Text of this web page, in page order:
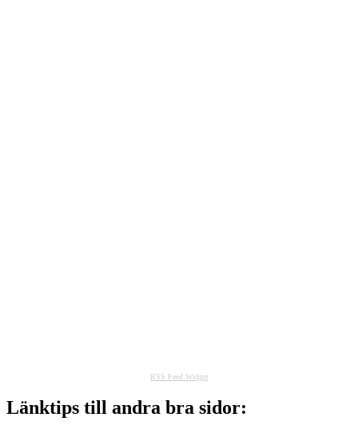
RSS Feed Widget
Länktips till andra bra sidor: